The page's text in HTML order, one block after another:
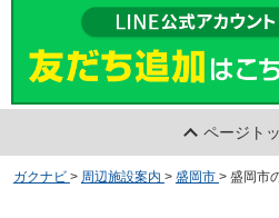
ページト
ガクナビ > 周辺施設案内 > 盛岡市 > 盛岡市